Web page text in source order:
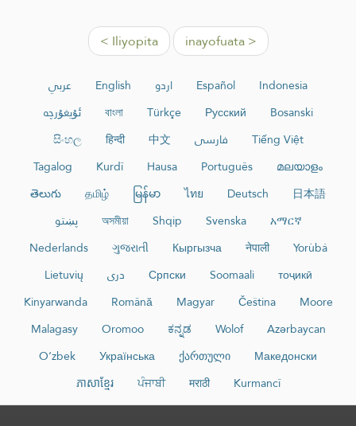
< Iliyopita inayofuata >
عربي English اردو Español
Indonesia
ئۇيغۇرچە
বাংলা Türkçe Русский
Bosanski
සිංහල
हिन्दी 中文 فارسی
Tiếng Việt
Tagalog
Kurdî Hausa Português
മലയാളം
తెలుగు
தமிழ் မြန်မာ ไทย Deutsch
日本語
پښتو
অসমীয়া Shqip Svenska
አማርኛ
Nederlands
ગુજરાતી Кыргызча नेपाली
Yorùbá
Lietuvių
دری Српски Soomaali
тоҷикӣ
Kinyarwanda
Română Magyar Čeština
Moore
Malagasy
Oromoo ಕನ್ನಡ Wolof
Azərbaycan
O‘zbek
Українська ქართული
Македонски
ភាសាខ្មែរ
ਪੰਜਾਬੀ मराठी Kurmancî